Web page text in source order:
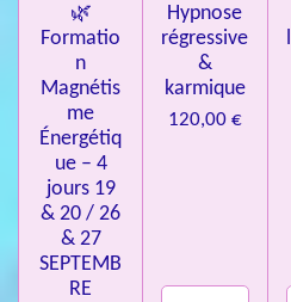
🌿
Formatio
n
Magnétis
me
Énergétiq
ue – 4
jours 19
& 20 / 26
& 27
SEPTEMB
RE
Hypnose
régressive
&
karmique
120,00 €